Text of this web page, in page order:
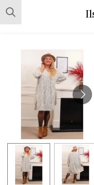
Skip
to
content